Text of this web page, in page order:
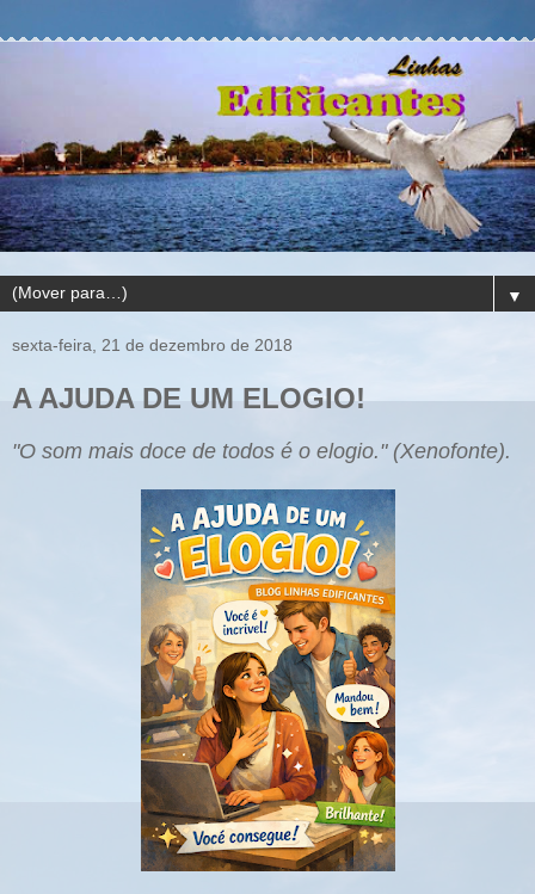
▼
sexta-feira, 21 de dezembro de 2018
A AJUDA DE UM ELOGIO!
"O som mais doce de todos é o elogio." (Xenofonte).